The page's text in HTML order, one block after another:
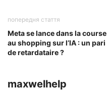
попередня стаття
Meta se lance dans la course
au shopping sur l’IA : un pari
de retardataire ?
maxwelhelp